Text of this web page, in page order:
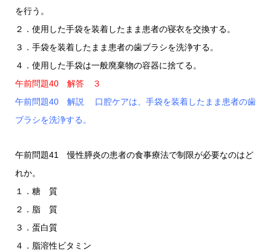
を行う。
２．使用した手袋を装着したまま患者の寝衣を交換する。
３．手袋を装着したまま患者の歯ブラシを洗浄する。
４．使用した手袋は一般廃棄物の容器に捨てる。
午前問題40 解答 ３
午前問題40 解説 口腔ケアは、手袋を装着したまま患者の歯
ブラシを洗浄する。
午前問題41 慢性膵炎の患者の食事療法で制限が必要なのはど
れか。
１．糖 質
２．脂 質
３．蛋白質
４．脂溶性ビタミン